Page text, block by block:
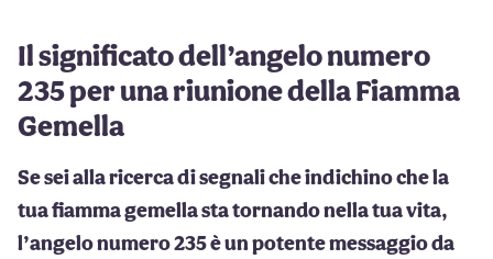
Il significato dell’angelo numero
235 per una riunione della Fiamma
Gemella
Se sei alla ricerca di segnali che indichino che la
tua fiamma gemella sta tornando nella tua vita,
l’angelo numero 235 è un potente messaggio da